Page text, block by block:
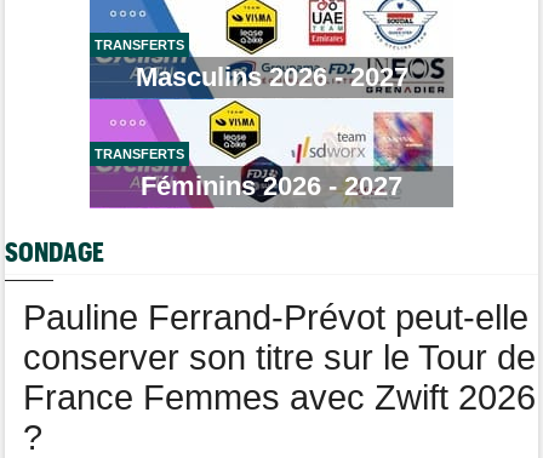
Transfert
Lotto-Intermarché fait passer pro trois jeunes de sa formation
08/08
Transfert
Joe Blackmore devrait signer chez une armada du WorldTour
Route
Émilien Jacquelin va faire ses débuts en compétition le 16 août
La sélection française pour les Championnats du monde
TRANSFERTS
Masculins 2026 - 2027
TRANSFERTS
Féminins 2026 - 2027
SONDAGE
Pauline Ferrand-Prévot peut-elle
conserver son titre sur le Tour de
France Femmes avec Zwift 2026
?